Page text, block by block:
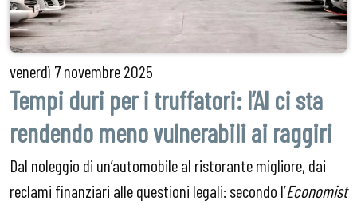
venerdì 7 novembre 2025
Tempi duri per i truffatori: l’AI ci sta
rendendo meno vulnerabili ai raggiri
Dal noleggio di un’automobile al ristorante migliore, dai
reclami finanziari alle questioni legali: secondo l’Economist